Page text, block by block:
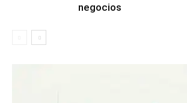
negocios